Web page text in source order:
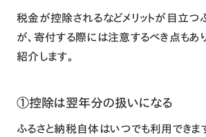
税金が控除されるなどメリットが目立つ
が、寄付する際には注意するべき点もあ
紹介します。
①控除は翌年分の扱いになる
ふるさと納税自体はいつでも利用できま